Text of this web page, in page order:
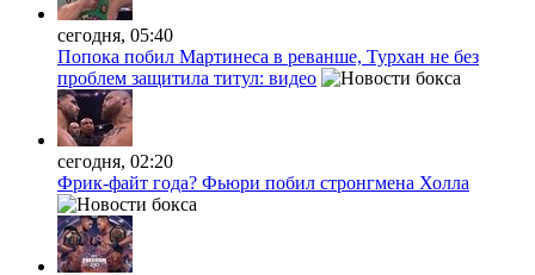
сегодня, 05:40
Попока побил Мартинеса в реванше, Турхан не без
проблем защитила титул: видео
сегодня, 02:20
Фрик-файт года? Фьюри побил стронгмена Холла